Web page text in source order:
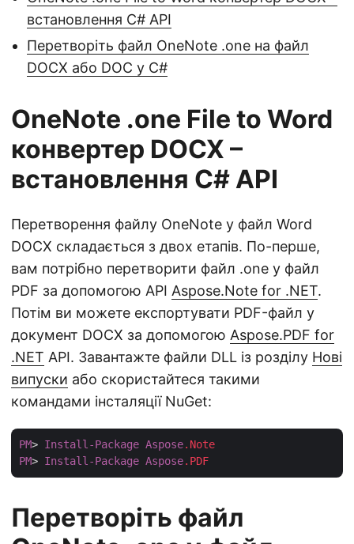
встановлення C# API
Перетворіть файл OneNote .one на файл
DOCX або DOC у C#
OneNote .one File to Word
конвертер DOCX –
встановлення C# API
Перетворення файлу OneNote у файл Word
DOCX складається з двох етапів. По-перше,
вам потрібно перетворити файл .one у файл
PDF за допомогою API Aspose.Note for .NET.
Потім ви можете експортувати PDF-файл у
документ DOCX за допомогою Aspose.PDF for
.NET API. Завантажте файли DLL із розділу Нові
випуски або скористайтеся такими
командами інсталяції NuGet:
PM> Install-Package Aspose.Note
PM> Install-Package Aspose.PDF
Перетворіть файл